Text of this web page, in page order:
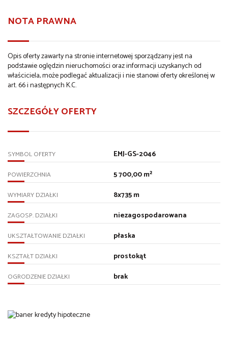
NOTA PRAWNA
Opis oferty zawarty na stronie internetowej sporządzany jest na
podstawie oględzin nieruchomości oraz informacji uzyskanych od
właściciela, może podlegać aktualizacji i nie stanowi oferty określonej w
art. 66 i następnych K.C.
SZCZEGÓŁY OFERTY
SYMBOL OFERTY EMJ-GS-2046
POWIERZCHNIA 5 700,00 m²
WYMIARY DZIAŁKI 8x735 m
ZAGOSP. DZIAŁKI niezagospodarowana
UKSZTAŁTOWANIE DZIAŁKI płaska
KSZTAŁT DZIAŁKI prostokąt
OGRODZENIE DZIAŁKI brak